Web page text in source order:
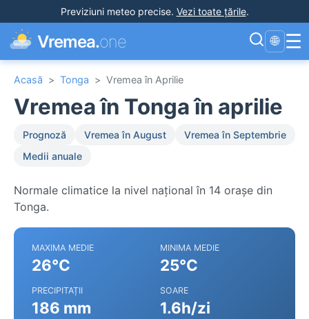
Previziuni meteo precise. Vezi toate țările.
Vremea.one 🌐 ☰
Acasă > Tonga > Vremea în Aprilie
Vremea în Tonga în aprilie
Prognoză Vremea în August
Vremea în Septembrie
Medii anuale
Normale climatice la nivel național în 14 orașe din
Tonga.
MAXIMA MEDIE
26°C
MINIMA MEDIE
25°C
PRECIPITAȚII
186 mm
SOARE
1.6h/zi